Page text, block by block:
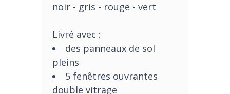
noir - gris - rouge - vert
Livré avec :
des panneaux de sol
pleins
5 fenêtres ouvrantes
double vitrage